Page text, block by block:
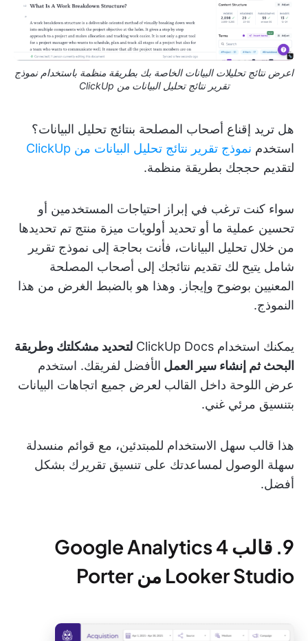
اعرض نتائج تحليلات البيانات الخاصة بك بطريقة منظمة باستخدام نموذج
تقرير نتائج تحليل البيانات من ClickUp
هل تريد إقناع أصحاب المصلحة بنتائج تحليل البيانات؟
استخدم نموذج تقرير نتائج تحليل البيانات من ClickUp
لتقديم حججك بطريقة منظمة.
سواء كنت ترغب في إبراز احتياجات المستخدمين أو
تحسين عملية ما أو تحديد أولويات ميزة منتج تم تحديدها
من خلال تحليل البيانات، فأنت بحاجة إلى نموذج تقرير
شامل يتيح لك تقديم نتائجك إلى أصحاب المصلحة
المعنيين بوضوح وإيجاز. وهذا هو بالضبط الغرض من هذا
النموذج.
يمكنك استخدام ClickUp Docs
لتحديد مشكلتك وطريقة
البحث ثم إنشاء سير العمل الأفضل لفريقك. استخدم
عرض اللوحة داخل القالب لعرض جميع اتجاهات البيانات
بتنسيق مرئي غني.
هذا قالب سهل الاستخدام للمبتدئين، مع قوائم منسدلة
سهلة الوصول لمساعدتك على تنسيق تقريرك بشكل
أفضل.
9. قالب Google Analytics 4
Looker Studio من Porter